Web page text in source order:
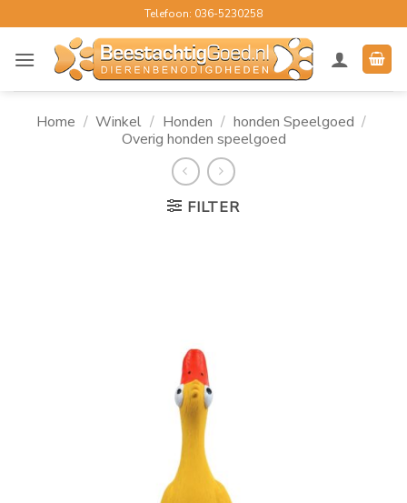
naar
inhoud
Telefoon: 036-5230258
Home / Winkel / Honden / honden Speelgoed /
Overig honden speelgoed
FILTER